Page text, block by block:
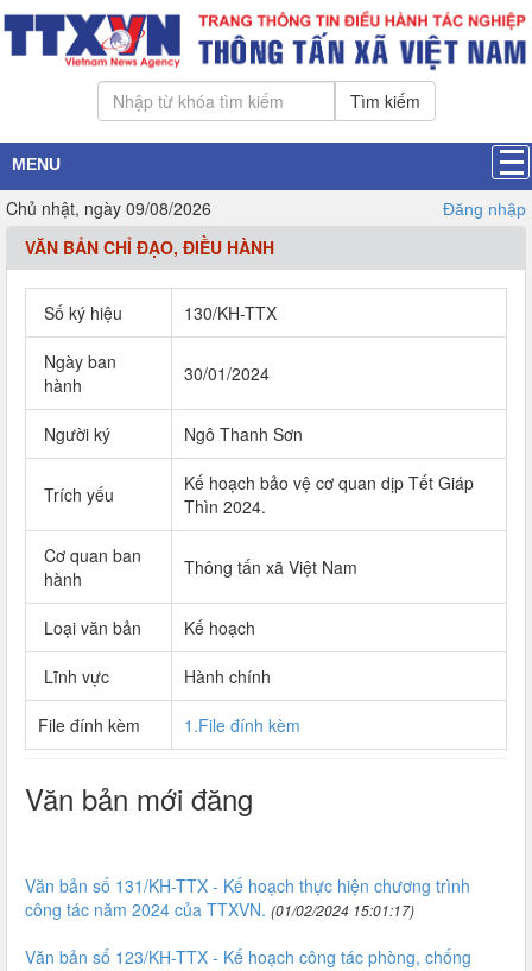
Tìm kiếm
MENU
Chủ nhật, ngày 09/08/2026 Đăng nhập
VĂN BẢN CHỈ ĐẠO, ĐIỀU HÀNH
Số ký hiệu 130/KH-TTX
Ngày ban
hành
30/01/2024
Người ký Ngô Thanh Sơn
Trích yếu
Kế hoạch bảo vệ cơ quan dịp Tết Giáp
Thìn 2024.
Cơ quan ban
hành
Thông tấn xã Việt Nam
Loại văn bản Kế hoạch
Lĩnh vực Hành chính
File đính kèm 1.File đính kèm
Văn bản mới đăng
Văn bản số 131/KH-TTX - Kế hoạch thực hiện chương trình
công tác năm 2024 của TTXVN. (01/02/2024 15:01:17)
Văn bản số 123/KH-TTX - Kế hoạch công tác phòng, chống